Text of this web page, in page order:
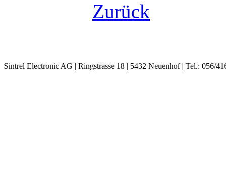
Zurück
Sintrel Electronic AG | Ringstrasse 18 | 5432 Neuenhof | Tel.: 056/